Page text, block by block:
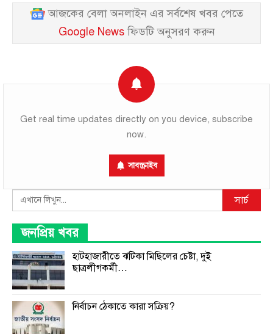
আজকের বেলা অনলাইন এর সর্বশেষ খবর পেতে
Google Newsফিডটি অনুসরণ করুন
Get real time updates directly on you device, subscribe
now.
সাবস্ক্রাইব
Search সার্চ
জনপ্রিয় খবর
হাটহাজারীতে ঝটিকা মিছিলের চেষ্টা, দুই
ছাত্রলীগকর্মী…
নির্বাচন ঠেকাতে কারা সক্রিয়?